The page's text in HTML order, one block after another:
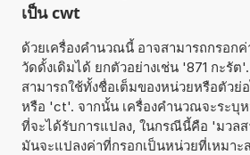
เป็น cwt
ด้วยเครื่องคำนวณนี้ อาจสามารถกรอก
วัดดั้งเดิมได้ ยกตัวอย่างเช่น '871 กะรัต
สามารถใช้ทั้งชื่อเต็มของหน่วยหรือตัวย่
หรือ 'ct'. จากนั้น เครื่องคำนวณจะระบุ
ที่จะได้รับการแปลง, ในกรณีนี้คือ 'มวล
มันจะแปลงค่าที่กรอกเป็นหน่วยที่เหมา